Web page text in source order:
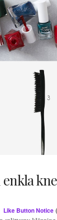
Like Button Notice